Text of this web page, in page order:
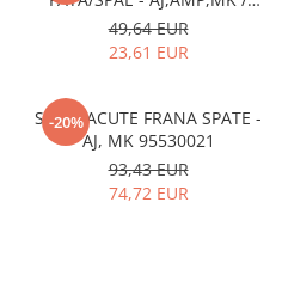
1605174 13418686
49,64 EUR
23,61 EUR
-20%
SET PLACUTE FRANA SPATE -
AJ, MK 95530021
93,43 EUR
74,72 EUR